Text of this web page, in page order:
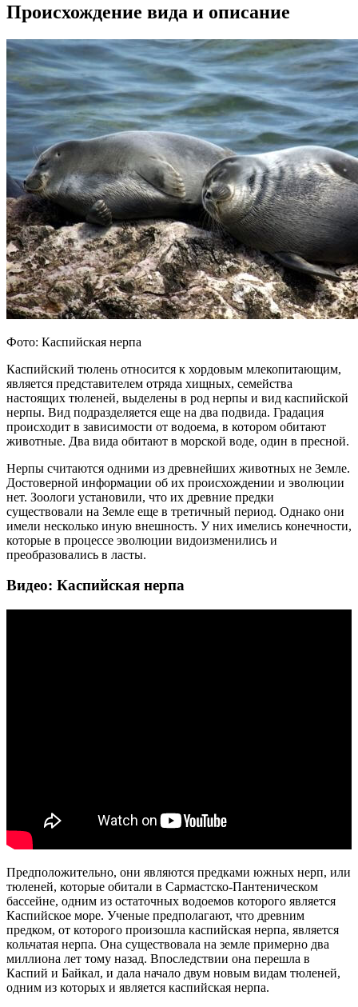
Происхождение вида и описание
Фото: Каспийская нерпа
Каспийский тюлень относится к хордовым млекопитающим,
является представителем отряда хищных, семейства
настоящих тюленей, выделены в род нерпы и вид каспийской
нерпы. Вид подразделяется еще на два подвида. Градация
происходит в зависимости от водоема, в котором обитают
животные. Два вида обитают в морской воде, один в пресной.
Нерпы считаются одними из древнейших животных не Земле.
Достоверной информации об их происхождении и эволюции
нет. Зоологи установили, что их древние предки
существовали на Земле еще в третичный период. Однако они
имели несколько иную внешность. У них имелись конечности,
которые в процессе эволюции видоизменились и
преобразовались в ласты.
Видео: Каспийская нерпа
Предположительно, они являются предками южных нерп, или
тюленей, которые обитали в Сармастско-Пантеническом
бассейне, одним из остаточных водоемов которого является
Каспийское море. Ученые предполагают, что древним
предком, от которого произошла каспийская нерпа, является
кольчатая нерпа. Она существовала на земле примерно два
миллиона лет тому назад. Впоследствии она перешла в
Каспий и Байкал, и дала начало двум новым видам тюленей,
одним из которых и является каспийская нерпа.